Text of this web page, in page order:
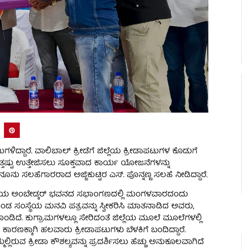
ವಾಲಿಬಾಲ್ ಕ್ರೀಡೆಗೆ ಜಿಲ್ಲೆಯ ಕ್ರೀಡಾಪಟುಗಳ ಕೊಡುಗೆ
ಉತ್ತೇಜಿಸಲು ಸೂಕ್ತವಾದ ಕಾರ್ಯ ಯೋಜನೆಗಳನ್ನು
ಸಲಹೆಗಾರರಾದ ಅಜ್ಜಿಕುಟ್ಟಿರ ಎಸ್. ಪೊನ್ನಣ್ಣ ಸಲಹೆ ನೀಡಿದ್ದಾರೆ.
ಭವನದ ಸಭಾಂಗಣದಲ್ಲಿ ಮಂಗಳವಾರದಂದು
ಸಂಸ್ಥೆಯ ಮನವಿ ಪತ್ರವನ್ನು ಸ್ವೀಕರಿಸಿ ಮಾತನಾಡಿದ ಅವರು,
ಕುಗ್ರಾಮಗಳಲ್ಲೂ ಸೇರಿದಂತೆ ಜಿಲ್ಲೆಯ ಮೂಲೆ ಮೂಲೆಗಳಲ್ಲಿ
ಹಲವಾರು ಕ್ರೀಡಾಪಟುಗಳು ಬೆಳಕಿಗೆ ಬಂದಿದ್ದಾರೆ.
ಕ್ರೀಡಾ ಕೌಶಲ್ಯವನ್ನು ಪ್ರದರ್ಶಿಸಲು ಹೆಚ್ಚು ಅನುಕೂಲವಾಗಿದೆ